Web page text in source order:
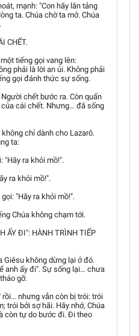
mạnh: "Con hãy lăn tảng
ta. Chúa chờ ta mở. Chúa
CHẾT.
tiếng gọi vang lên:
phải là lời an ủi. Không phải
gọi đánh thức sự sống.
chết bước ra. Còn quấn
cái chết. Nhưng… đã sống
chỉ dành cho Lazarô.
ta:
"Hãy ra khỏi mồ!".
ra khỏi mồ!".
"Hãy ra khỏi mồ!".
Chúa không chạm tới.
ẤY ĐI": HÀNH TRÌNH TIẾP
Giêsu không dừng lại ở đó.
anh ấy đi". Sự sống lại… chưa
gỡ.
nhưng vẫn còn bị trói: trói
trói bởi sợ hãi. Hãy nhớ, Chúa
còn tự do bước đi. Đi theo